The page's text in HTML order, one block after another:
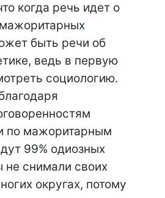
когда речь идет о
быть речи об
ведь в первую
социологию.
по мажоритарным
99% одиозных
снимали своих
округах, потому